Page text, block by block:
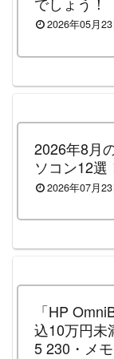
2026年05月23
2026年8月
ソコン12選
2026年07月23
「HP
込10万円未
5 230・メ